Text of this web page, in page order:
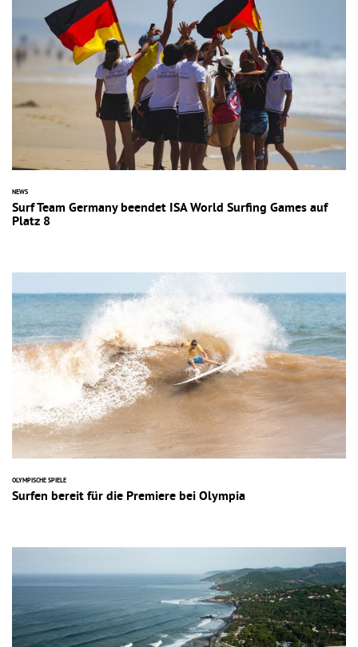
NEWS
Surf Team Germany beendet ISA World Surfing Games auf
Platz 8
OLYMPISCHE SPIELE
Surfen bereit für die Premiere bei Olympia